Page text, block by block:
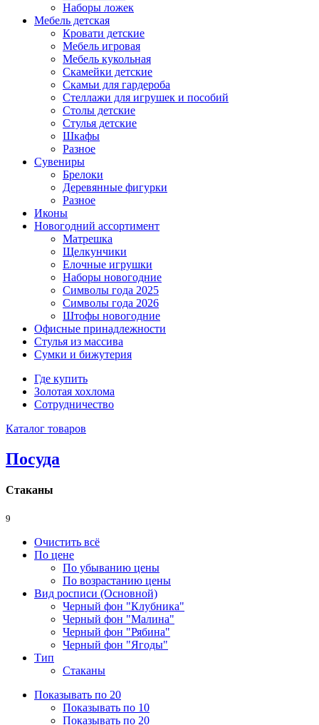
Наборы ложек
Мебель детская
Кровати детские
Мебель игровая
Мебель кукольная
Скамейки детские
Скамьи для гардероба
Стеллажи для игрушек и пособий
Столы детские
Стулья детские
Шкафы
Разное
Сувениры
Брелоки
Деревянные фигурки
Разное
Иконы
Новогодний ассортимент
Матрешка
Щелкунчики
Елочные игрушки
Наборы новогодние
Символы года 2025
Символы года 2026
Штофы новогодние
Офисные принадлежности
Стулья из массива
Сумки и бижутерия
Где купить
Золотая хохлома
Сотрудничество
Каталог товаров
Посуда
Стаканы
9
Очистить всё
По цене
По убыванию цены
По возрастанию цены
Вид росписи (Основной)
Черный фон "Клубника"
Черный фон "Малина"
Черный фон "Рябина"
Черный фон "Ягоды"
Тип
Стаканы
Показывать по 20
Показывать по 10
Показывать по 20